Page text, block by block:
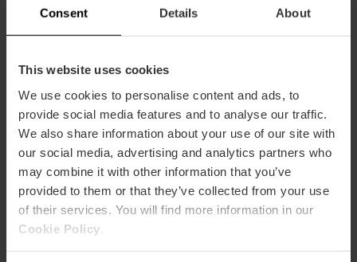
Consent Details About
This website uses cookies
We use cookies to personalise content and ads, to
provide social media features and to analyse our traffic.
We also share information about your use of our site with
our social media, advertising and analytics partners who
may combine it with other information that you’ve
provided to them or that they’ve collected from your use
of their services. You will find more information in our
Cookie Policy
Hoe te arriveren
Metro
L1,L3
Bus